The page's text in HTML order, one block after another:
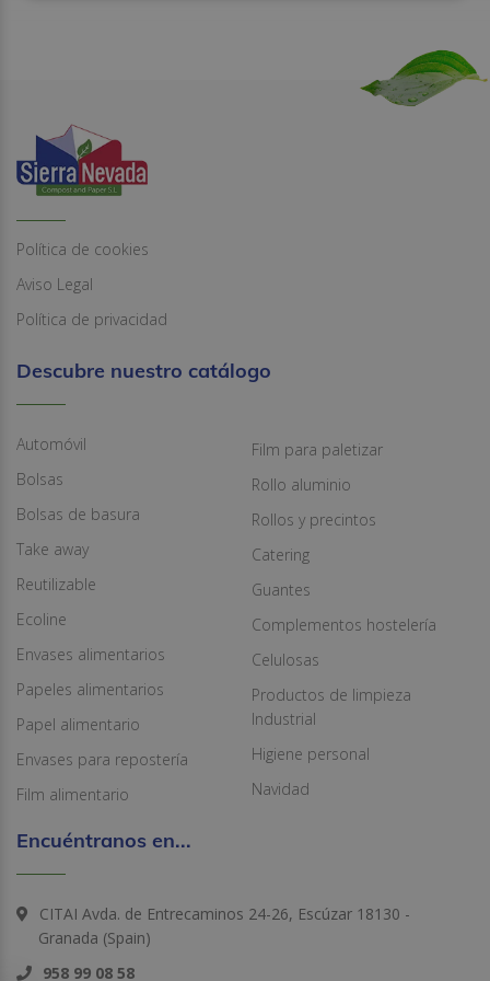
Política de cookies
Aviso Legal
Política de privacidad
Descubre nuestro catálogo
Automóvil
Bolsas
Bolsas de basura
Take away
Reutilizable
Ecoline
Envases alimentarios
Papeles alimentarios
Papel alimentario
Envases para repostería
Film alimentario
Film para paletizar
Rollo aluminio
Rollos y precintos
Catering
Guantes
Complementos hostelería
Celulosas
Productos de limpieza
Industrial
Higiene personal
Navidad
Encuéntranos en...
CITAI Avda. de Entrecaminos 24-26, Escúzar 18130 -
Granada (Spain)
958 99 08 58